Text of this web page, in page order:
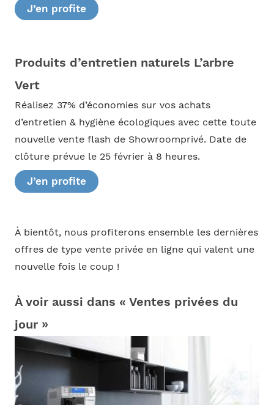
J’en profite
Produits d’entretien naturels L’arbre
Vert
Réalisez 37% d’économies sur vos achats
d’entretien & hygiène écologiques avec cette toute
nouvelle vente flash de Showroomprivé. Date de
clôture prévue le 25 février à 8 heures.
J’en profite
À bientôt, nous profiterons ensemble les dernières
offres de type vente privée en ligne qui valent une
nouvelle fois le coup !
À voir aussi dans « Ventes privées du
jour »